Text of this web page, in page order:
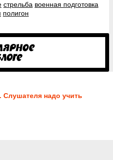
стрельба военная подготовка
полигон
надо учить